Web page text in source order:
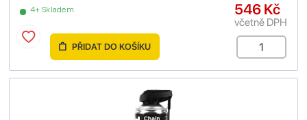
4+ Skladem 546 Kč
včetně DPH
PŘIDAT DO KOŠÍKU